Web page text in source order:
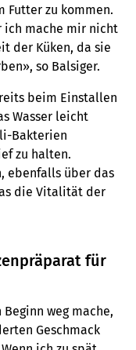
Futter zu kommen.
ich mache mir nicht
der Küken, da sie
so Balsiger.
beim Einstallen
Wasser leicht
Bakterien
zu halten.
ebenfalls über das
die Vitalität der
für
weg mache,
Geschmack